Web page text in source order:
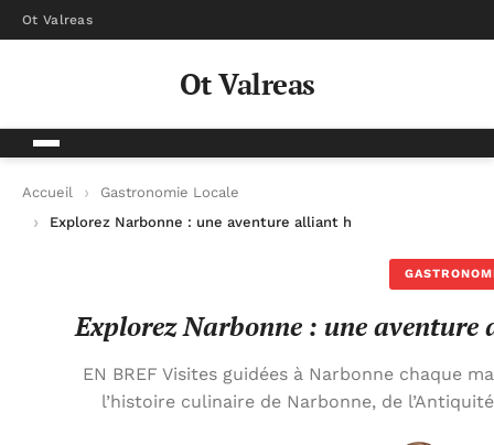
Ot Valreas
Ot Valreas
Accueil
Gastronomie Locale
Explorez Narbonne : une aventure alliant histoire et délices
Explorez Narbonne : une
EN BREF Visites guidées à Narbonne chaque
l’histoire culinaire de Narbonne, de